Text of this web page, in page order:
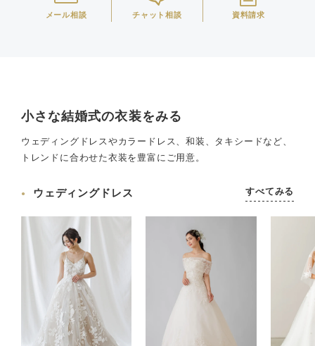
メール相談 チャット相談 資料請求
小さな結婚式の衣装をみる
ウェディングドレスやカラードレス、和装、タキシードなど、
トレンドに合わせた衣装を豊富にご用意。
ウェディングドレス すべてみる